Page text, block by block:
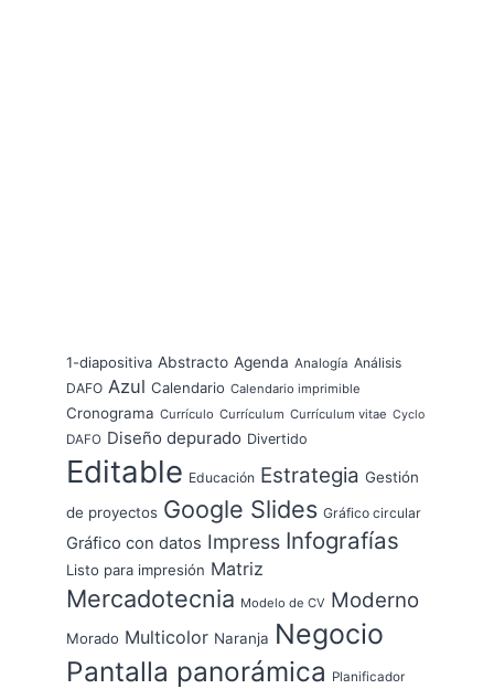
1-diapositiva Abstracto Agenda Analogía Análisis
DAFO Azul Calendario Calendario imprimible
Cronograma Currículo Currículum Currículum vitae Cyclo
DAFO Diseño depurado Divertido
Editable Educación Estrategia Gestión
de proyectos Google Slides Gráfico circular
Gráfico con datos Impress Infografías
Listo para impresión Matriz
Mercadotecnia Modelo de CV Moderno
Morado Multicolor Naranja Negocio
Pantalla panorámica Planificador